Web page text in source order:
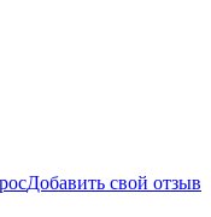
Добавить свой отзыв